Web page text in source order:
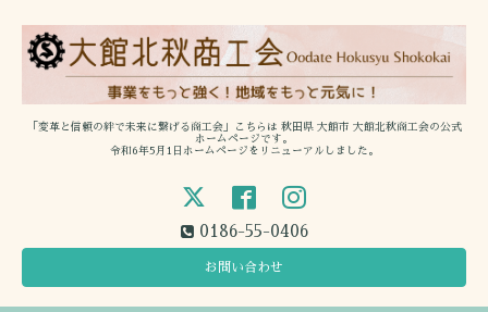
「変革と信頼の絆で未来に繋げる商工会」こちらは 秋田県 大館市 大館北秋商工会の公式
ホームページです。
令和6年5月1日ホームページをリニューアルしました。
0186-55-0406
お問い合わせ